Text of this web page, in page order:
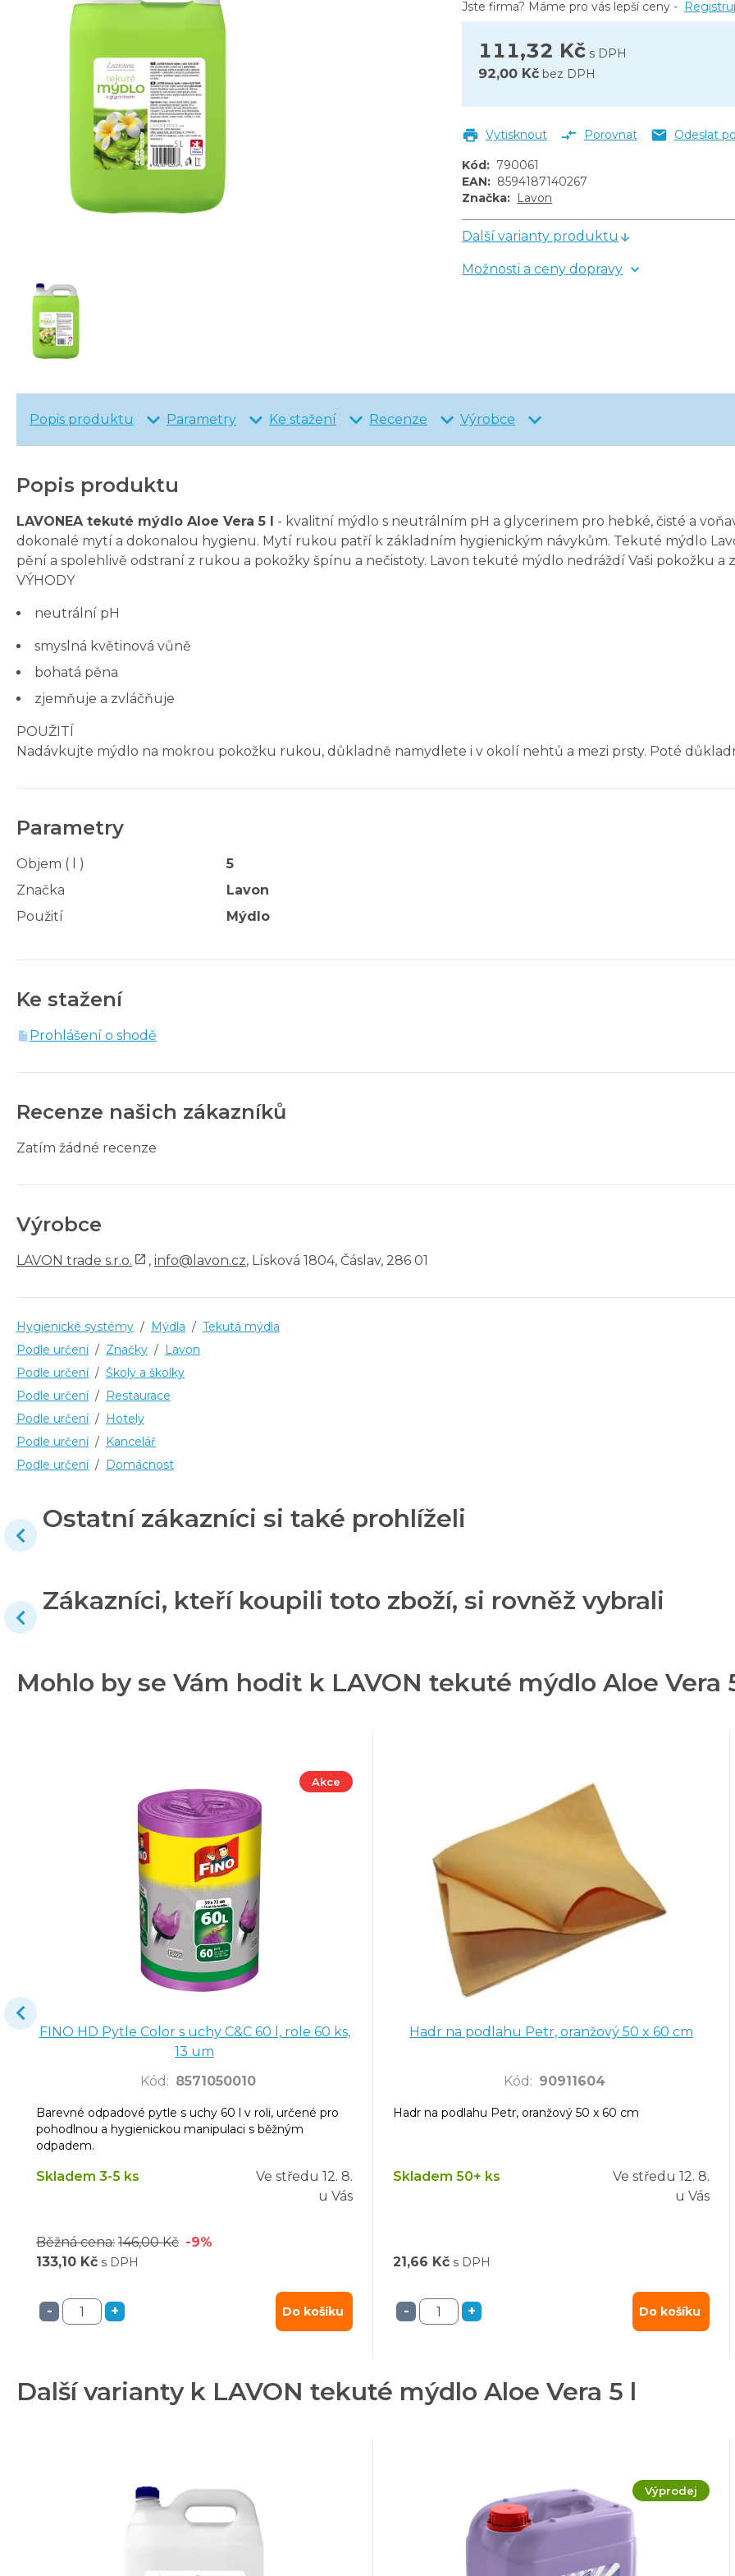
UMEJTO! Tekuté mýdlo s vůní broskve - 5 l
Riva antibakteriální mýdlo 5 l - vůně rozmarýnu a fialek
ISOLDA Black cherry tekuté mýdlo černá třešeň s mandlovým mlékem 5 l
Tekuté mýdlo VAKAVO Herbal 5 l
111,32 Kč s DPH
92,00 Kč bez DPH
Jste firma? Máme pro vás lepší ceny -
Vytisknout Porovnat Odeslat
Kód: 790061
EAN: 8594187140267
Značka: Lavon
Další varianty produktu
Možnosti a ceny dopravy
Popis produktu Parametry Ke stažení Recenze Výrobce
Popis produktu
LAVONEA tekuté mýdlo Aloe Vera 5 l - kvalitní mýdlo s neutrálním pH a glycerinem pro hebké, čisté a
dokonalé mytí a dokonalou hygienu. Mytí rukou patří k základním hygienickým návykům. Tekuté mýdlo
pění a spolehlivě odstraní z rukou a pokožky špínu a nečistoty. Lavon tekuté mýdlo nedráždí Vaši pokožku a
VÝHODY
neutrální pH
smyslná květinová vůně
bohatá pěna
zjemňuje a zvláčňuje
POUŽITÍ
Nadávkujte mýdlo na mokrou pokožku rukou, důkladně namydlete i v okolí nehtů a mezi prsty. Poté
Parametry
Objem ( l )
5
Značka
Lavon
Použití
Mýdlo
Ke stažení
Prohlášení o shodě
Recenze našich zákazníků
Zatím žádné recenze
Výrobce
LAVON trade s.r.o. , info@lavon.cz, Lísková 1804, Čáslav, 286 01
Hygienické systémy / Mýdla / Tekutá mýdla
Podle určení / Značky / Lavon
Podle určení / Školy a školky
Podle určení / Restaurace
Podle určení / Hotely
Podle určení / Kancelář
Podle určení / Domácnost
Ostatní zákazníci si také prohlíželi
Zákazníci, kteří koupili toto zboží, si rovněž vybrali
Mohlo by se Vám hodit k LAVON tekuté mýdlo Aloe Vera
Akce
FINO HD Pytle Color s uchy C&C 60 l, role 60 ks,
13 um
Kód : 8571050010
Barevné odpadové pytle s uchy 60 l v roli, určené pro
pohodlnou a hygienickou manipulaci s běžným
odpadem.
Skladem 3-5 ks Ve středu 12. 8.
u Vás
Běžná cena: 146,00 Kč -9%
133,10 Kč s DPH
- + Do košíku
Hadr na podlahu Petr, oranžový 50 x 60 cm
Kód : 90911604
Hadr na podlahu Petr, oranžový 50 x 60 cm
Skladem 50+ ks Ve středu 12. 8.
u Vás
21,66 Kč s DPH
- + Do košíku
Další varianty k LAVON tekuté mýdlo Aloe Vera 5 l
Výprodej